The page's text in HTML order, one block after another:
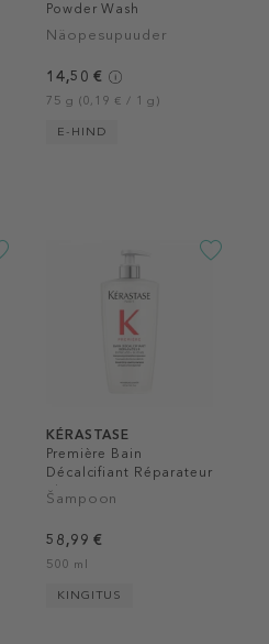
Powder Wash
Näopesupuuder
14,50 €
75 g (0,19 € / 1 g)
E-HIND
KÉRASTASE
Première Bain
Décalcifiant Réparateur
Shampoo
Šampoon
58,99 €
500 ml
KINGITUS